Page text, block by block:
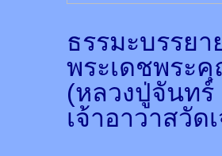
ธรรมะบรรยา
พระเดชพระ
(หลวงปู่จันทร์
เจ้าอาวาสวัด